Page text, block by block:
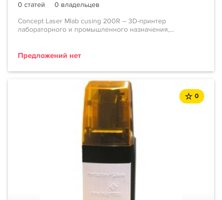
0 статей
0 владельцев
Concept Laser Mlab cusing 200R – 3D-принтер
лабораторного и промышленного назначения,...
Предложений нет
0